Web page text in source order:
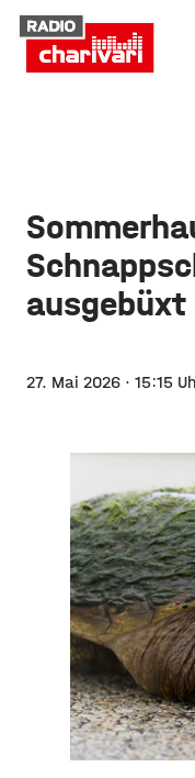
27. Mai 2026 · 15:15